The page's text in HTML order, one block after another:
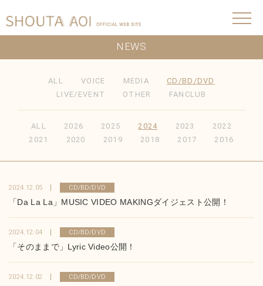
NEWS
ALL VOICE MEDIA
CD/BD/DVD
LIVE/EVENT
OTHER FANCLUB
ALL 2026 2025 2024 2023
2022
2021
2020 2019 2018 2017 2016
2024.12.05 CD/BD/DVD
「Da La La」MUSIC VIDEO MAKINGダイジェスト公開！
2024.12.04 CD/BD/DVD
「そのままで」Lyric Video公開！
2024.12.02 CD/BD/DVD